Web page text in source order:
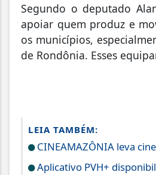
Segundo o deputado
apoiar quem produz e
os municípios,
de Rondônia. Esses
LEIA TAMBÉM:
CINEAMAZÔNIA leva
Aplicativo PVH+